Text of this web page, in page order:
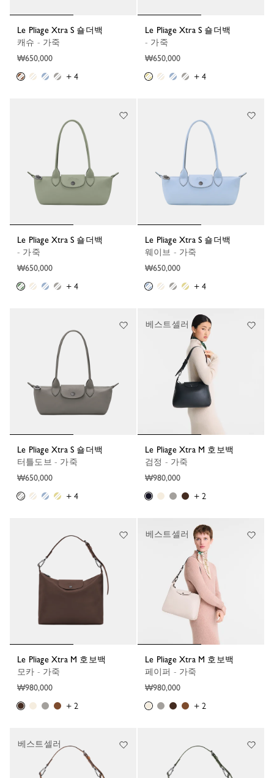
Le Pliage Xtra S 숄더백
캐슈 - 가죽
₩650,000
+ 4
Le Pliage Xtra S 숄더백
- 가죽
₩650,000
+ 4
Le Pliage Xtra S 숄더백
- 가죽
₩650,000
+ 4
Le Pliage Xtra S 숄더백
웨이브 - 가죽
₩650,000
+ 4
Le Pliage Xtra S 숄더백
터틀도브 - 가죽
₩650,000
+ 4
Le Pliage Xtra M 호보백
검정 - 가죽
₩980,000
+ 2
베스트셀러
Le Pliage Xtra M 호보백
모카 - 가죽
₩980,000
+ 2
Le Pliage Xtra M 호보백
페이퍼 - 가죽
₩980,000
+ 2
베스트셀러
베스트셀러